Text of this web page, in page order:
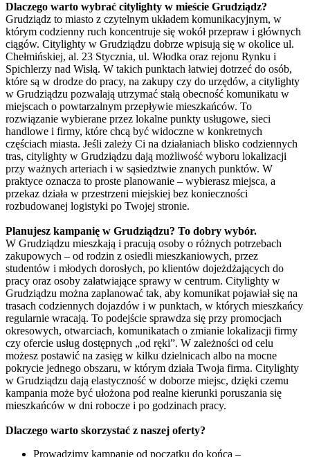
Dlaczego warto wybrać citylighty w mieście Grudziądz?
Grudziądz to miasto z czytelnym układem komunikacyjnym, w
którym codzienny ruch koncentruje się wokół przepraw i głównych
ciągów. Citylighty w Grudziądzu dobrze wpisują się w okolice ul.
Chełmińskiej, al. 23 Stycznia, ul. Włodka oraz rejonu Rynku i
Spichlerzy nad Wisłą. W takich punktach łatwiej dotrzeć do osób,
które są w drodze do pracy, na zakupy czy do urzędów, a citylighty
w Grudziądzu pozwalają utrzymać stałą obecność komunikatu w
miejscach o powtarzalnym przepływie mieszkańców. To
rozwiązanie wybierane przez lokalne punkty usługowe, sieci
handlowe i firmy, które chcą być widoczne w konkretnych
częściach miasta. Jeśli zależy Ci na działaniach blisko codziennych
tras, citylighty w Grudziądzu dają możliwość wyboru lokalizacji
przy ważnych arteriach i w sąsiedztwie znanych punktów. W
praktyce oznacza to proste planowanie – wybierasz miejsca, a
przekaz działa w przestrzeni miejskiej bez konieczności
rozbudowanej logistyki po Twojej stronie.
Planujesz kampanię w Grudziądzu? To dobry wybór.
W Grudziądzu mieszkają i pracują osoby o różnych potrzebach
zakupowych – od rodzin z osiedli mieszkaniowych, przez
studentów i młodych dorosłych, po klientów dojeżdżających do
pracy oraz osoby załatwiające sprawy w centrum. Citylighty w
Grudziądzu można zaplanować tak, aby komunikat pojawiał się na
trasach codziennych dojazdów i w punktach, w których mieszkańcy
regularnie wracają. To podejście sprawdza się przy promocjach
okresowych, otwarciach, komunikatach o zmianie lokalizacji firmy
czy ofercie usług dostępnych „od ręki”. W zależności od celu
możesz postawić na zasięg w kilku dzielnicach albo na mocne
pokrycie jednego obszaru, w którym działa Twoja firma. Citylighty
w Grudziądzu dają elastyczność w doborze miejsc, dzięki czemu
kampania może być ułożona pod realne kierunki poruszania się
mieszkańców w dni robocze i po godzinach pracy.
Dlaczego warto skorzystać z naszej oferty?
Prowadzimy kampanię od początku do końca –